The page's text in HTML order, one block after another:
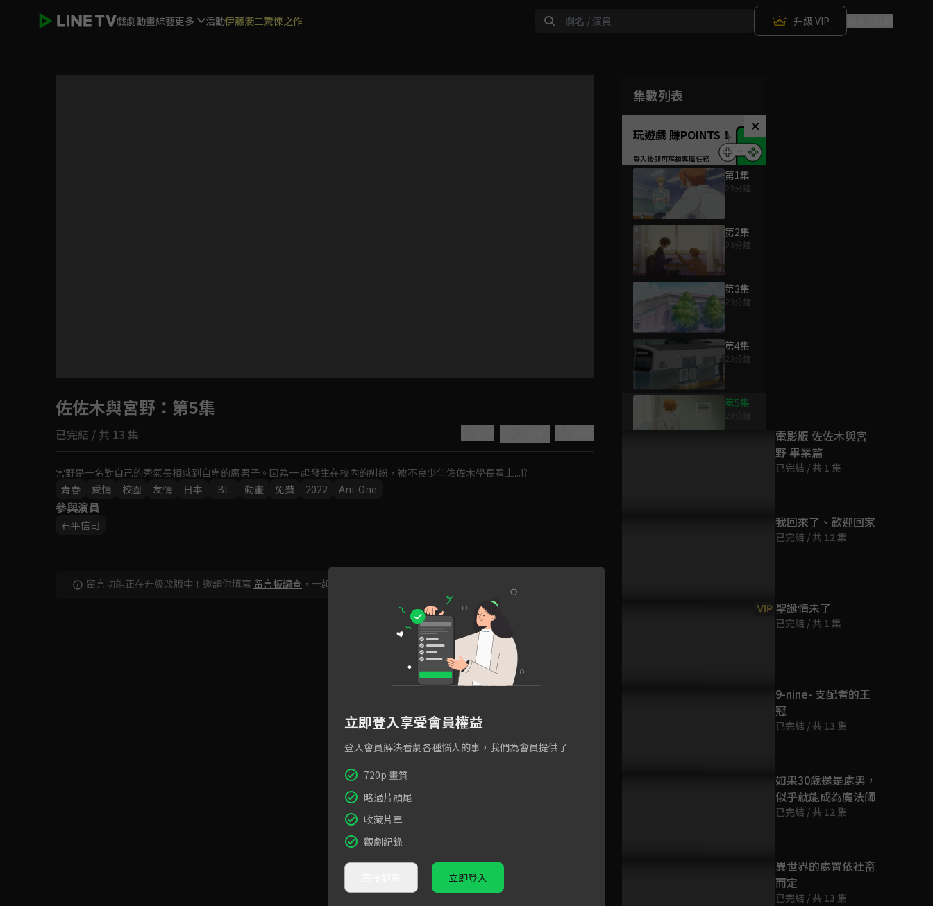
戲劇動畫綜藝更多 活動伊藤潤二驚悚之作 升級 VIP
Video
如有不便請見諒
集數列表
玩遊戲 賺POINTS！
第1集
23分鐘
第2集
23分鐘
第3集
23分鐘
第4集
23分鐘
第5集
佐佐木與宮野 ：第5集
已完結 / 共 13 集
宮野是一名對自己的秀氣長相感到自卑的腐男子。因為一 起發生在校內的糾紛，被不良少年佐佐木學長看上...!?
青春
愛情 校園 友情 日本 BL 動畫 免費 2022 Ani-One
參與演員
石平信司
留言功能正在升級改版中！邀請你填寫 留言板調查 ，一起共創新版留言功能！
為您推薦
電影版 佐佐木與宮
野 畢業篇
已完結 / 共 1 集
我回來了、歡迎回家
已完結 / 共 12 集
VIP 聖誕情未了
已完結 / 共 1 集
9-nine- 支配者的王
冠
已完結 / 共 13 集
如果30歲還是處男，
似乎就能成為魔法師
已完結 / 共 12 集
異世界的處置依社畜
而定
已完結 / 共 13 集
立即登入享受會員權益
登入會員解決看劇各種惱人的事，我們為會員提供了
720p 畫質
略過片頭尾
收藏片單
觀劇紀錄
立即登入